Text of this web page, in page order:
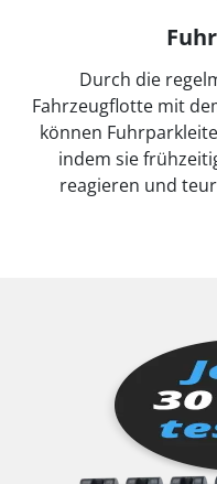
Durch die
Fahrzeugflotte mit
können
indem sie
reagieren und